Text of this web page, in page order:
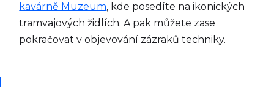
kavárně Muzeum, kde posedíte na ikonických
tramvajových židlích. A pak můžete zase
pokračovat v objevování zázraků techniky.